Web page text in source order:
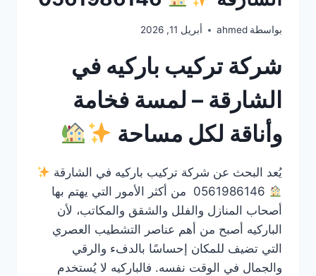
بواسطة ahmed أبريل 11, 2026
شركة تركيب باركيه في
الشارقة – لمسة فخامة
وأناقة لكل مساحة
يُعد البحث عن شركة تركيب باركيه في الشارقة
0561986146 من أكثر الأمور التي يهتم بها
أصحاب المنازل والفلل والشقق والمكاتب، لأن
الباركيه أصبح من أهم عناصر التشطيب العصري
التي تضيف للمكان إحساسًا بالدفء والرقي
والجمال في الوقت نفسه. فالباركيه لا يُستخدم